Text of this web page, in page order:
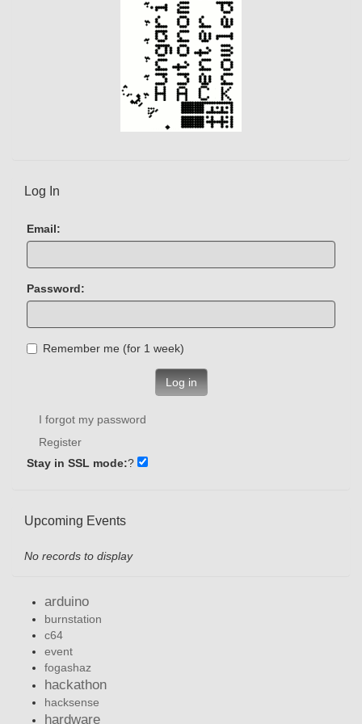
Log In
Email:
Password:
Remember me (for 1 week)
Log in
I forgot my password
Register
Stay in SSL mode:?
Upcoming Events
No records to display
arduino
burnstation
c64
event
fogashaz
hackathon
hacksense
hardware